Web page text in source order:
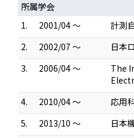
所属学会
1.
2001/04 ～
計測
2.
2002/07 ～
日本
3.
2006/04 ～
The
4.
2010/04 ～
応用
5.
2013/10 ～
日本